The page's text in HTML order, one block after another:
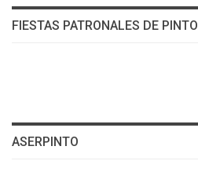
FIESTAS PATRONALES DE PINTO
ASERPINTO